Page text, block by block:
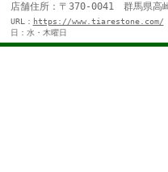
店舗住所：〒370-0041 群馬
URL： https://www.tiarestone.com/
日：水・木曜日